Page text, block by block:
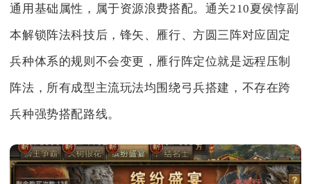
通用基础属性，属于资源浪费搭配。通关210夏侯惇副
本解锁阵法科技后，锋矢、雁行、方圆三阵对应固定
兵种体系的规则不会变更，雁行阵定位就是远程压制
阵法，所有成型主流玩法均围绕弓兵搭建，不存在跨
兵种强势搭配路线。